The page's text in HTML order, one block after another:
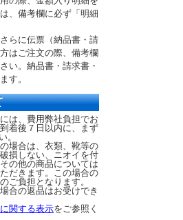
、備考欄に必ず「明細
らに伝票（納品書・請
はご注文の際、備考欄
い。納品書・請求書・
す。
は、費用弊社負担でお
着後７日以内に、まず
。
場合は、衣類、靴等の
損しない、ニオイを付
の他の商品については
だきます。この場合の
ご負担となります。
合の返品はお受けでき
関する表示をご参照く